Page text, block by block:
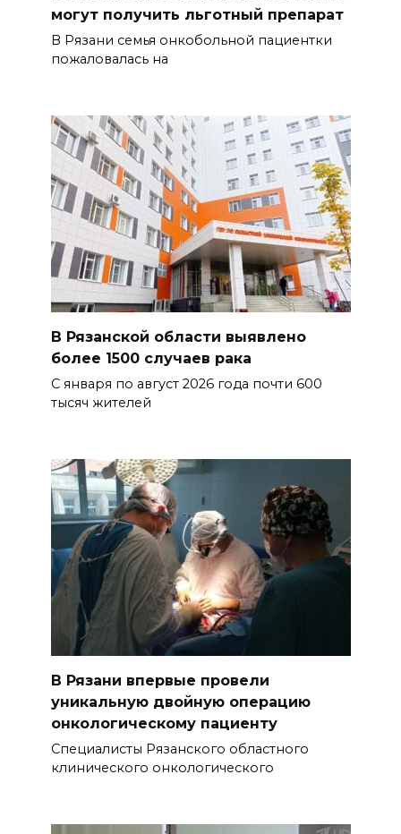
могут получить льготный препарат
В Рязани семья онкобольной пациентки
пожаловалась на
В Рязанской области выявлено
более 1500 случаев рака
С января по август 2026 года почти 600
тысяч жителей
В Рязани впервые провели
уникальную двойную операцию
онкологическому пациенту
Специалисты Рязанского областного
клинического онкологического